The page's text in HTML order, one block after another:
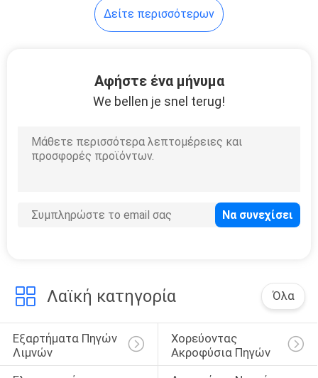
πισινών
Εξαρτήματα
εξοπλισμού
ανταγωνισμού
εξάρτηση πισινών
11
Δείτε περισσότερων
Αφήστε ένα μήνυμα
We bellen je snel terug!
Λαϊκή κατηγορία Όλα
Εξαρτήματα Πηγών
Λιμνών
Χορεύοντας
Ακροφύσια Πηγών